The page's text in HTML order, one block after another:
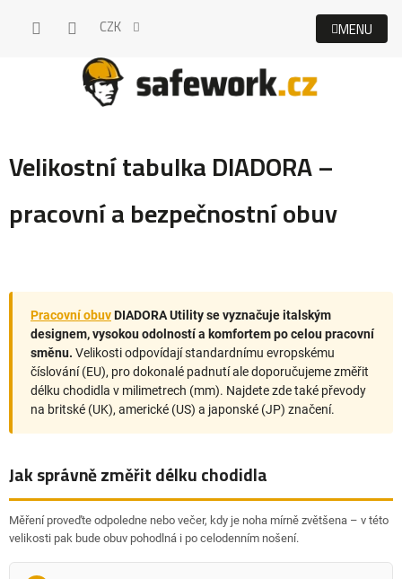
CZK
Velikostní tabulka DIADORA –
pracovní a bezpečnostní obuv
Pracovní obuvDIADORA Utility se vyznačuje italským
designem, vysokou odolností a komfortem po celou pracovní
směnu. Velikosti odpovídají standardnímu evropskému
číslování (EU), pro dokonalé padnutí ale doporučujeme změřit
délku chodidla v milimetrech (mm). Najdete zde také převody
na britské (UK), americké (US) a japonské (JP) značení.
Jak správně změřit délku chodidla
Měření proveďte odpoledne nebo večer, kdy je noha mírně zvětšena – v této
velikosti pak bude obuv pohodlná i po celodenním nošení.